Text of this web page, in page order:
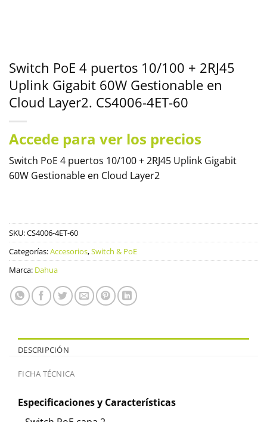
Switch PoE 4 puertos 10/100 + 2RJ45
Uplink Gigabit 60W Gestionable en
Cloud Layer2. CS4006-4ET-60
Accede para ver los precios
Switch PoE 4 puertos 10/100 + 2RJ45 Uplink Gigabit
60W Gestionable en Cloud Layer2
SKU:CS4006-4ET-60
Categorías:Accesorios,Switch & PoE
Marca: Dahua
DESCRIPCIÓN
FICHA TÉCNICA
Especificaciones y Características